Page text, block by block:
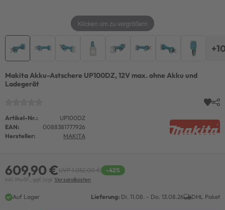
Klicken um zu vergrößern
Makita Akku-Astschere UP100DZ, 12V max. ohne Akku und
Ladegerät
Artikel-Nr.:
UP100DZ
EAN:
0088381777926
Hersteller:
MAKITA
609,90 €UVP 1.052,00 € -42%
inkl. MwSt., ggf. zzgl. Versandkosten
Auf Lager Lieferung: Di. 11.08. - Do. 13.08.26 DHL Paket